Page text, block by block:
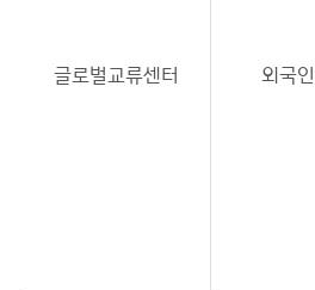
글로벌교류센터 외국